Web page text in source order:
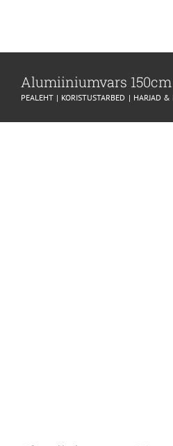
Alumiiniumvars 150cm
PEALEHT KORISTUSTARBED HARJAD &